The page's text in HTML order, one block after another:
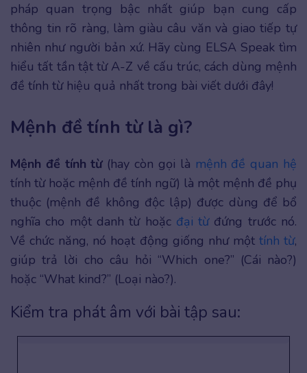
pháp quan trọng bậc nhất giúp bạn cung cấp
thông tin rõ ràng, làm giàu câu văn và giao tiếp tự
nhiên như người bản xứ. Hãy cùng ELSA Speak tìm
hiểu tất tần tật từ A-Z về cấu trúc, cách dùng mệnh
đề tính từ hiệu quả nhất trong bài viết dưới đây!
Mệnh đề tính từ là gì?
Mệnh đề tính từ(hay còn gọi là mệnh đề quan hệ
tính từ hoặc mệnh đề tính ngữ) là một mệnh đề phụ
thuộc (mệnh đề không độc lập) được dùng để bổ
nghĩa cho một danh từ hoặc đại từđứng trước nó.
Về chức năng, nó hoạt động giống như một tính từ,
giúp trả lời cho câu hỏi “Which one?” (Cái nào?)
hoặc “What kind?” (Loại nào?).
Kiểm tra phát âm với bài tập sau: